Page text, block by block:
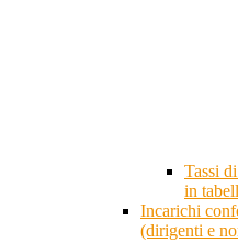
Tassi
in
Incarichi
(dirigenti e